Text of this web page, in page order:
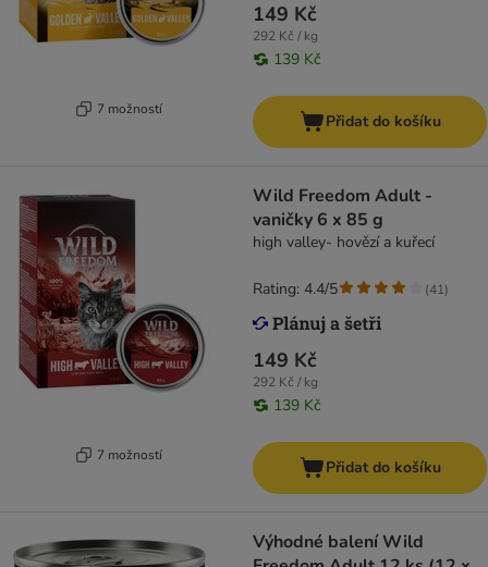
7 možností
149 Kč
292 Kč / kg
139 Kč
Přidat do košíku
7 možností
Wild Freedom Adult -
vaničky 6 x 85 g
high valley- hovězí a kuřecí
149 Kč
292 Kč / kg
139 Kč
Rating: 4.4/5 (41)
Přidat do košíku
Výhodné balení Wild